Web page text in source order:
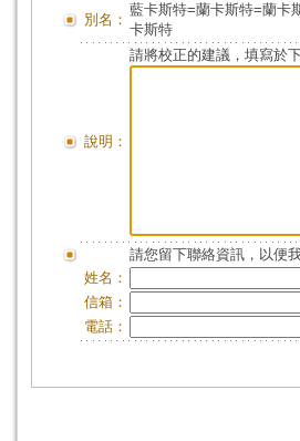
別名：
藍卡斯特=蘭卡斯特=蘭卡
卡斯特
說明：
請將校正的建議，填寫於
請您留下聯絡資訊，以便
姓名：
信箱：
電話：